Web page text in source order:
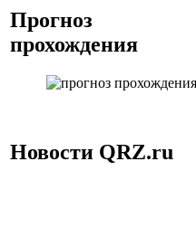
Прогноз
прохождения
Новости QRZ.ru